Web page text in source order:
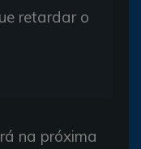
retardar o
na próxima